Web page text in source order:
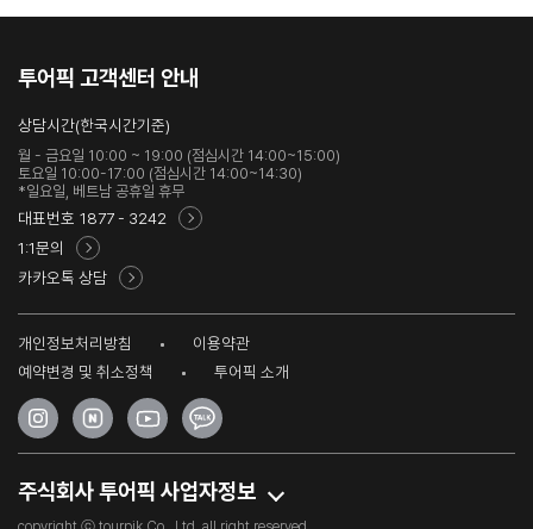
투어픽 고객센터 안내
상담시간(한국시간기준)
월 - 금요일 10:00 ~ 19:00 (점심시간 14:00~15:00)
토요일 10:00-17:00 (점심시간 14:00~14:30)
*일요일, 베트남 공휴일 휴무
대표번호 1877 - 3242
1:1문의
카카오톡 상담
개인정보처리방침
이용약관
예약변경 및 취소정책
투어픽 소개
주식회사 투어픽 사업자정보